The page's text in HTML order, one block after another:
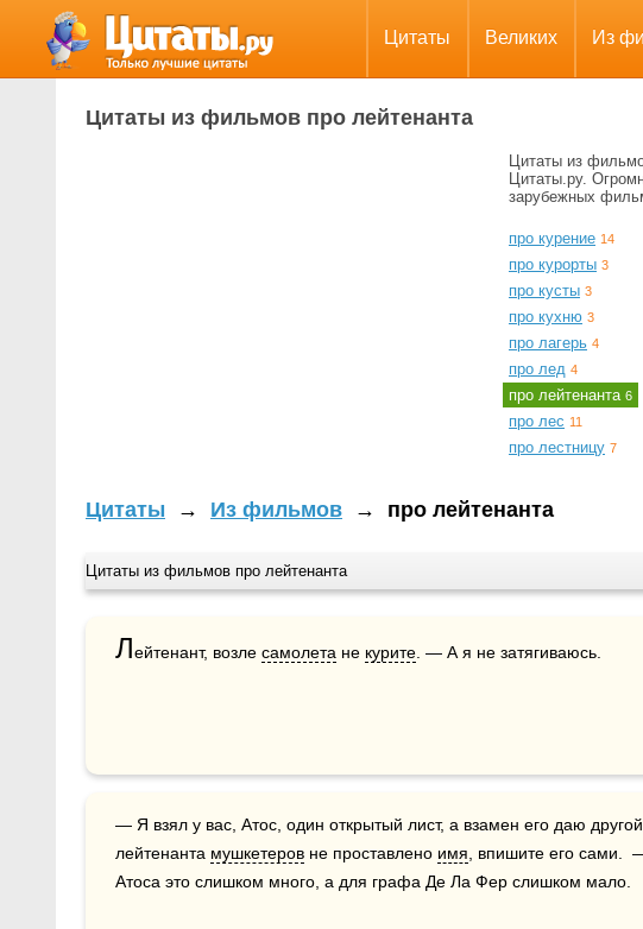
Цитаты Великих Из
Цитаты из фильмов про лейтенанта
Цитаты из
Цитаты.ру.
зарубежных
про курение 14
про курорты 3
про кусты 3
про кухню 3
про лагерь 4
про лед 4
про лейтенанта 6
про лес 11
про лестницу 7
Цитаты → Из фильмов → про лейтенанта
Цитаты из фильмов про лейтенанта
Лейтенант, возле самолета не курите . — А я не затягиваюсь.
— Я взял у вас, Атос, один открытый лист, а взамен его даю другой. На этой грамоте
лейтенанта мушкетеров не проставлено имя , впишите его сами.
Атоса это слишком много, а для графа Де Ла Фер слишком мало.